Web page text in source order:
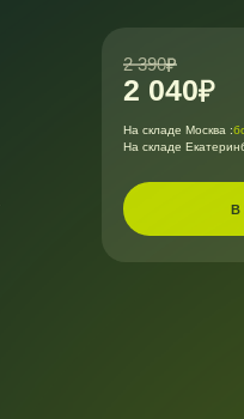
2 390
2 040
На складе Москва :
На складе
В